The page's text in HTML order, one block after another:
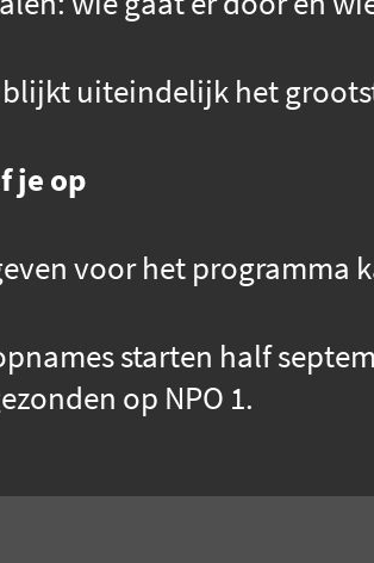
blijkt uiteindelijk het
je op
voor het programma
starten half
op NPO 1.